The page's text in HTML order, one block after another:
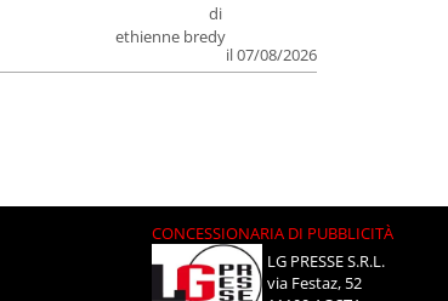
di
ethienne bredy
il 07/08/2026
CONCESSIONARIA DI PUBBLICITÀ
LG PRESSE S.R.L.
via Festaz, 52